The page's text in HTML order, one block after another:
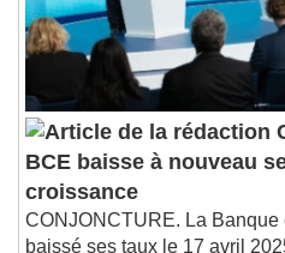
BCE baisse à nouveau
croissance
CONJONCTURE. La Banque